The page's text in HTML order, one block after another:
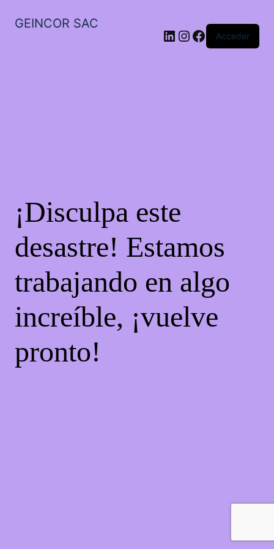
GEINCOR SAC
LinkedIn
Instagram
Facebook
Acceder
¡Disculpa este
desastre! Estamos
trabajando en algo
increíble, ¡vuelve
pronto!